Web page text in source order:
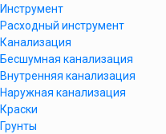
Инструмент
Расходный инструмент
Канализация
Бесшумная канализация
Внутренняя канализация
Наружная канализация
Краски
Грунты